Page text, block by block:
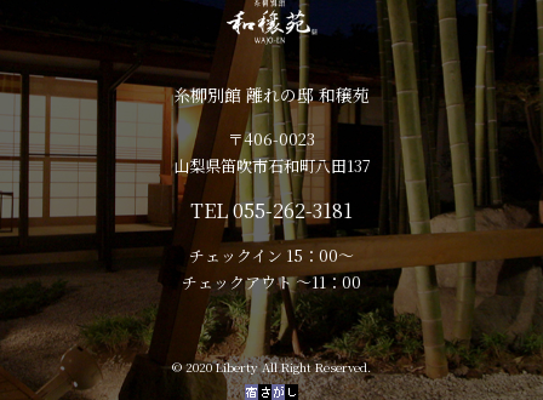
糸柳別館 離れの邸 和穣苑
〒406-0023
山梨県笛吹市石和町八田137
TEL 055-262-3181
チェックイン 15：00～
チェックアウト ～11：00
© 2020 Liberty All Right Reserved.